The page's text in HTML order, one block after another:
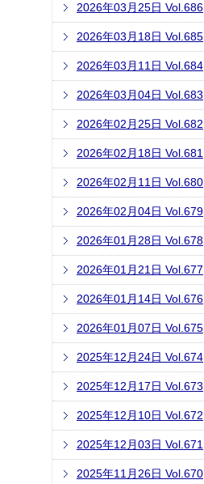
2026年03月25日 Vol.686
2026年03月18日 Vol.685
2026年03月11日 Vol.684
2026年03月04日 Vol.683
2026年02月25日 Vol.682
2026年02月18日 Vol.681
2026年02月11日 Vol.680
2026年02月04日 Vol.679
2026年01月28日 Vol.678
2026年01月21日 Vol.677
2026年01月14日 Vol.676
2026年01月07日 Vol.675
2025年12月24日 Vol.674
2025年12月17日 Vol.673
2025年12月10日 Vol.672
2025年12月03日 Vol.671
2025年11月26日 Vol.670